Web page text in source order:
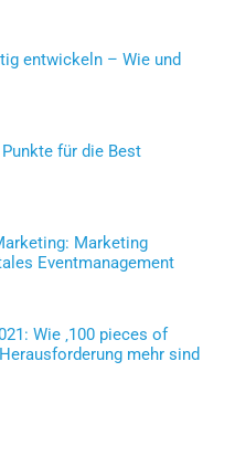
entwickeln – Wie und
für die Best
Marketing
Eventmanagement
Wie ‚100 pieces of
mehr sind